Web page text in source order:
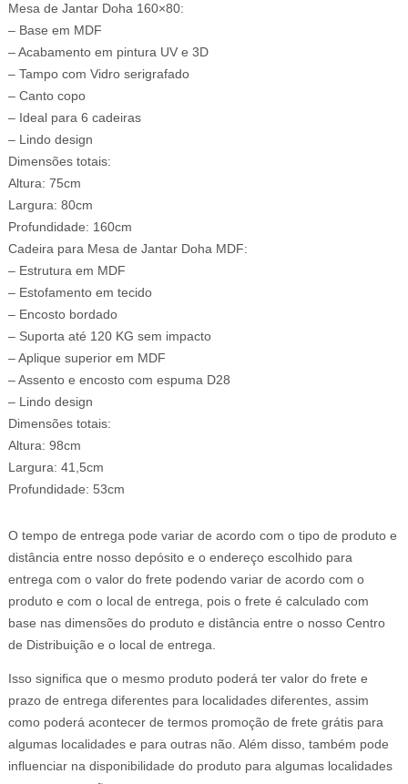
Mesa de Jantar Doha 160×80:
– Base em MDF
– Acabamento em pintura UV e 3D
– Tampo com Vidro serigrafado
– Canto copo
– Ideal para 6 cadeiras
– Lindo design
Dimensões totais:
Altura: 75cm
Largura: 80cm
Profundidade: 160cm
Cadeira para Mesa de Jantar Doha MDF:
– Estrutura em MDF
– Estofamento em tecido
– Encosto bordado
– Suporta até 120 KG sem impacto
– Aplique superior em MDF
– Assento e encosto com espuma D28
– Lindo design
Dimensões totais:
Altura: 98cm
Largura: 41,5cm
Profundidade: 53cm
O tempo de entrega pode variar de acordo com o tipo de produto e
distância entre nosso depósito e o endereço escolhido para
entrega com o valor do frete podendo variar de acordo com o
produto e com o local de entrega, pois o frete é calculado com
base nas dimensões do produto e distância entre o nosso Centro
de Distribuição e o local de entrega.
Isso significa que o mesmo produto poderá ter valor do frete e
prazo de entrega diferentes para localidades diferentes, assim
como poderá acontecer de termos promoção de frete grátis para
algumas localidades e para outras não. Além disso, também pode
influenciar na disponibilidade do produto para algumas localidades